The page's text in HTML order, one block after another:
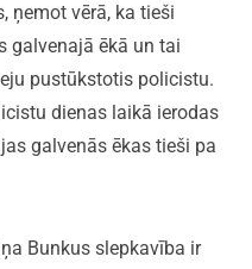
ņemot vērā, ka tieši
galvenajā ēkā un tai
pustūkstotis policistu.
dienas laikā ierodas
galvenās ēkas tieši pa
Bunkus slepkavība ir